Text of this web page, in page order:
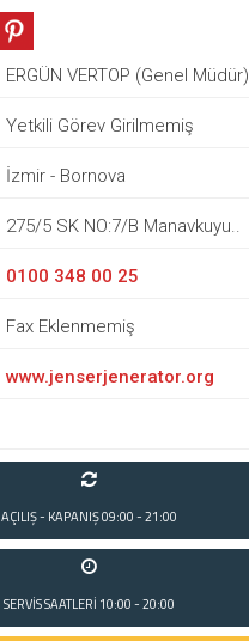
ERGÜN VERTOP (Genel Müdür)
Yetkili Görev Girilmemiş
İzmir - Bornova
275/5 SK NO:7/B Manavkuyu..
0100 348 00 25
Fax Eklenmemiş
www.jenserjenerator.org
AÇILIŞ - KAPANIŞ09:00 - 21:00
SERVİS SAATLERİ 10:00 - 20:00